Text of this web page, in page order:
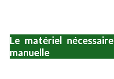
Le matériel
manuelle